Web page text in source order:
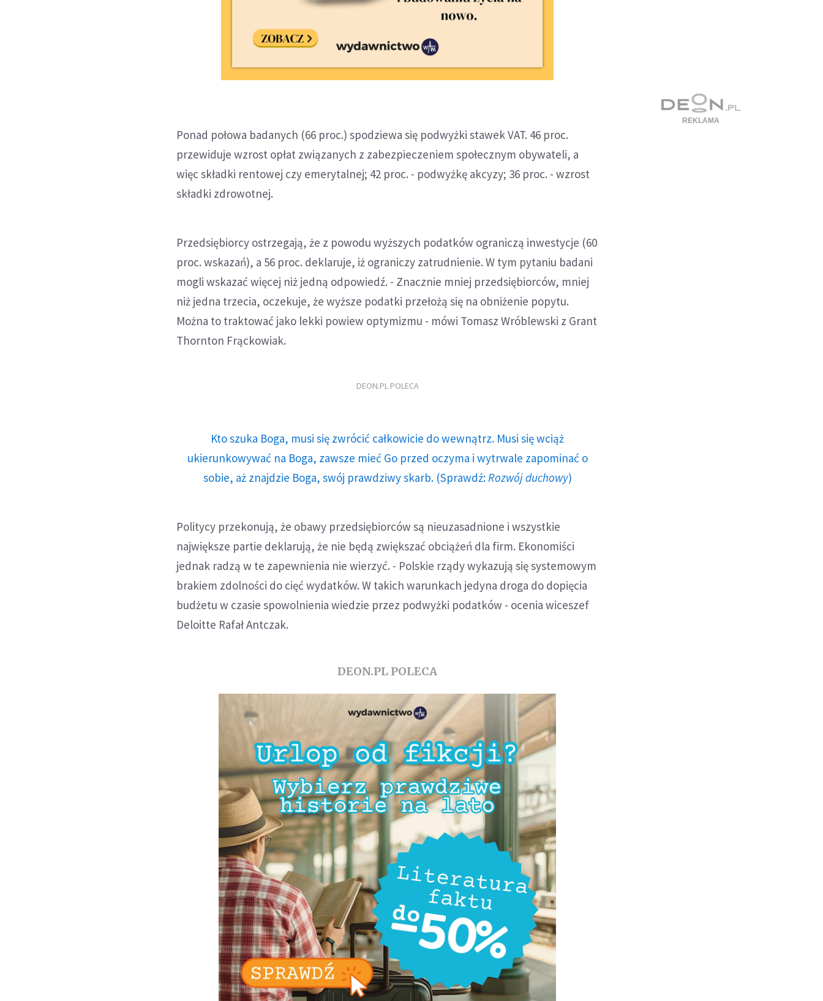
Ponad połowa badanych (66 proc.) spodziewa się podwyżki stawek VAT. 46 proc.
przewiduje wzrost opłat związanych z zabezpieczeniem społecznym obywateli, a
więc składki rentowej czy emerytalnej; 42 proc. - podwyżkę akcyzy; 36 proc. - wzrost
składki zdrowotnej.
Przedsiębiorcy ostrzegają, że z powodu wyższych podatków ograniczą inwestycje (60
proc. wskazań), a 56 proc. deklaruje, iż ograniczy zatrudnienie. W tym pytaniu badani
mogli wskazać więcej niż jedną odpowiedź. - Znacznie mniej przedsiębiorców, mniej
niż jedna trzecia, oczekuje, że wyższe podatki przełożą się na obniżenie popytu.
Można to traktować jako lekki powiew optymizmu - mówi Tomasz Wróblewski z Grant
Thornton Frąckowiak.
DEON.PL POLECA
Kto szuka Boga, musi się zwrócić całkowicie do wewnątrz. Musi się wciąż
ukierunkowywać na Boga, zawsze mieć Go przed oczyma i wytrwale zapominać o
sobie, aż znajdzie Boga, swój prawdziwy skarb. (Sprawdź: Rozwój duchowy)
Politycy przekonują, że obawy przedsiębiorców są nieuzasadnione i wszystkie
największe partie deklarują, że nie będą zwiększać obciążeń dla firm. Ekonomiści
jednak radzą w te zapewnienia nie wierzyć. - Polskie rządy wykazują się systemowym
brakiem zdolności do cięć wydatków. W takich warunkach jedyna droga do dopięcia
budżetu w czasie spowolnienia wiedzie przez podwyżki podatków - ocenia wiceszef
Deloitte Rafał Antczak.
DEON.PL POLECA